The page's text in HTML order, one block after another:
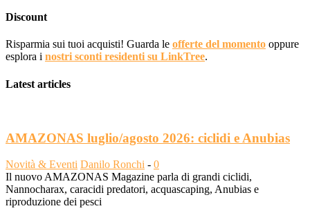
Discount
Risparmia sui tuoi acquisti! Guarda le offerte del momento oppure
esplora i nostri sconti residenti su LinkTree.
Latest articles
AMAZONAS luglio/agosto 2026: ciclidi e Anubias
Novità & Eventi Danilo Ronchi - 0
Il nuovo AMAZONAS Magazine parla di grandi ciclidi,
Nannocharax, caracidi predatori, acquascaping, Anubias e
riproduzione dei pesci